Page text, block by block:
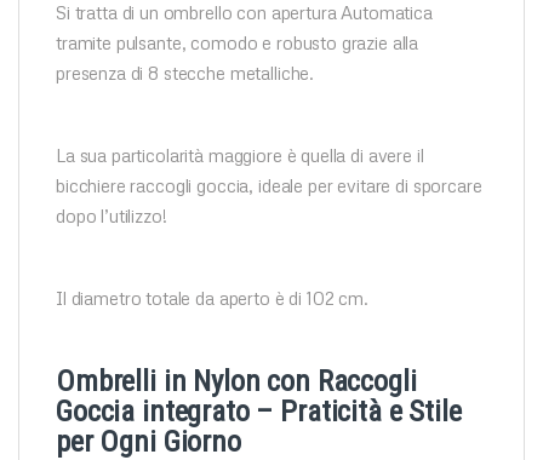
Si tratta di un ombrello con apertura Automatica
tramite pulsante, comodo e robusto grazie alla
presenza di 8 stecche metalliche.
La sua particolarità maggiore è quella di avere il
bicchiere raccogli goccia, ideale per evitare di sporcare
dopo l’utilizzo!
Il diametro totale da aperto è di 102 cm.
Ombrelli in Nylon con Raccogli
Goccia integrato – Praticità e Stile
per Ogni Giorno